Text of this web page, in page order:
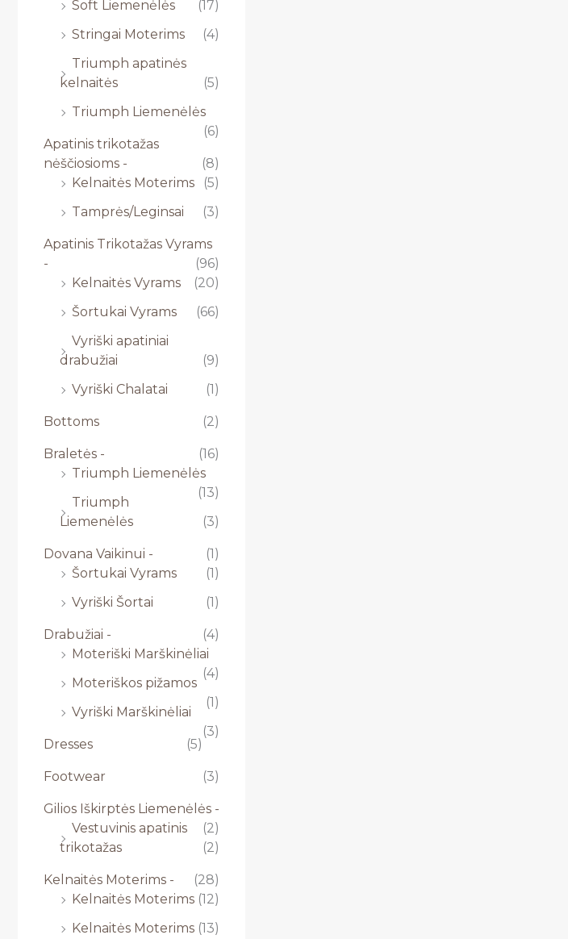
Soft Liemenėlės
(17)
Stringai Moterims
(4)
Triumph apatinės
kelnaitės
(5)
Triumph Liemenėlės
(6)
Apatinis trikotažas
nėščiosioms -
(8)
Kelnaitės Moterims
(5)
Tamprės/Leginsai
(3)
Apatinis Trikotažas Vyrams
-
(96)
Kelnaitės Vyrams
(20)
Šortukai Vyrams
(66)
Vyriški apatiniai
drabužiai
(9)
Vyriški Chalatai
(1)
Bottoms (2)
Braletės -
(16)
Triumph Liemenėlės
(13)
Triumph
Liemenėlės
(3)
Dovana Vaikinui -
(1)
Šortukai Vyrams
(1)
Vyriški Šortai
(1)
Drabužiai -
(4)
Moteriški Marškinėliai
(4)
Moteriškos pižamos
(1)
Vyriški Marškinėliai
(3)
Dresses
(5)
Footwear (3)
Gilios Iškirptės Liemenėlės -
(2)
Vestuvinis apatinis
trikotažas
(2)
Kelnaitės Moterims -
(28)
Kelnaitės Moterims (12)
Kelnaitės Moterims (13)